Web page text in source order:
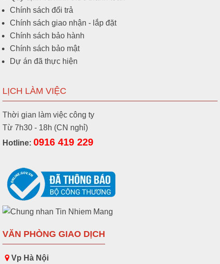
Chính sách đổi trả
Chính sách giao nhận - lắp đặt
Chính sách bảo hành
Chính sách bảo mật
Dự án đã thực hiện
LỊCH LÀM VIỆC
Thời gian làm việc công ty
Từ 7h30 - 18h (CN nghỉ)
Hotline: 0916 419 229
VĂN PHÒNG GIAO DỊCH
Vp Hà Nội